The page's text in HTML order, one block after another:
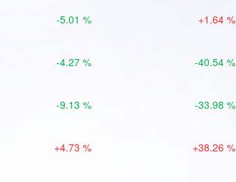
-5.01 % +1.64 %
-4.27 % -40.54 %
-9.13 % -33.98 %
+4.73 % +38.26 %